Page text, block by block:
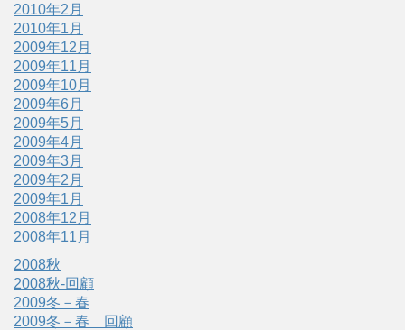
2010年2月
2010年1月
2009年12月
2009年11月
2009年10月
2009年6月
2009年5月
2009年4月
2009年3月
2009年2月
2009年1月
2008年12月
2008年11月
2008秋
2008秋-回顧
2009冬－春
2009冬－春 回顧